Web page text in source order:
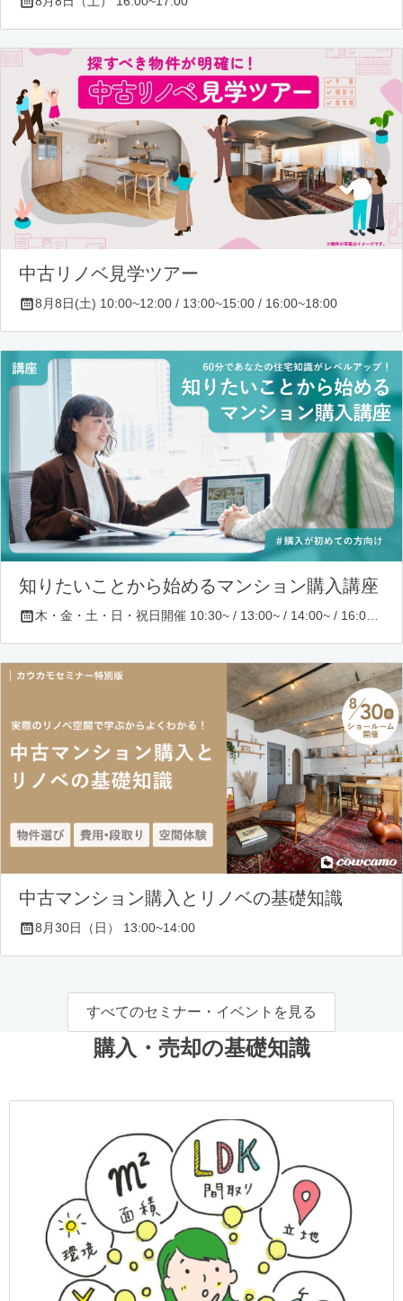
中古リノベ見学ツアー
8月8日(土) 10:00~12:00 / 13:00~15:00 / 16:00~18:00
知りたいことから始めるマンション購入講座
木・金・土・日・祝日開催 10:30~ / 13:00~ / 14:00~ / 16:00~ / 17:00~/ 18:30~/ 19:30~
中古マンション購入とリノベの基礎知識
8月30日（日） 13:00~14:00
すべてのセミナー・イベントを見る
購入・売却の基礎知識